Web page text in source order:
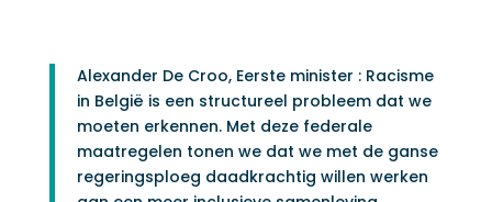
Alexander De Croo, Eerste minister : Racisme
in België is een structureel probleem dat we
moeten erkennen. Met deze federale
maatregelen tonen we dat we met de ganse
regeringsploeg daadkrachtig willen werken